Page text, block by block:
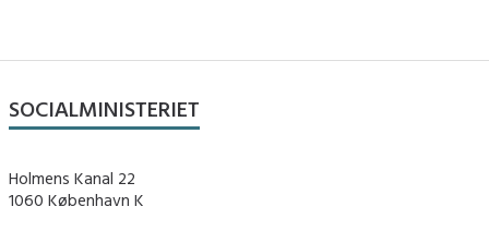
SOCIALMINISTERIET
Holmens Kanal 22
1060 København K